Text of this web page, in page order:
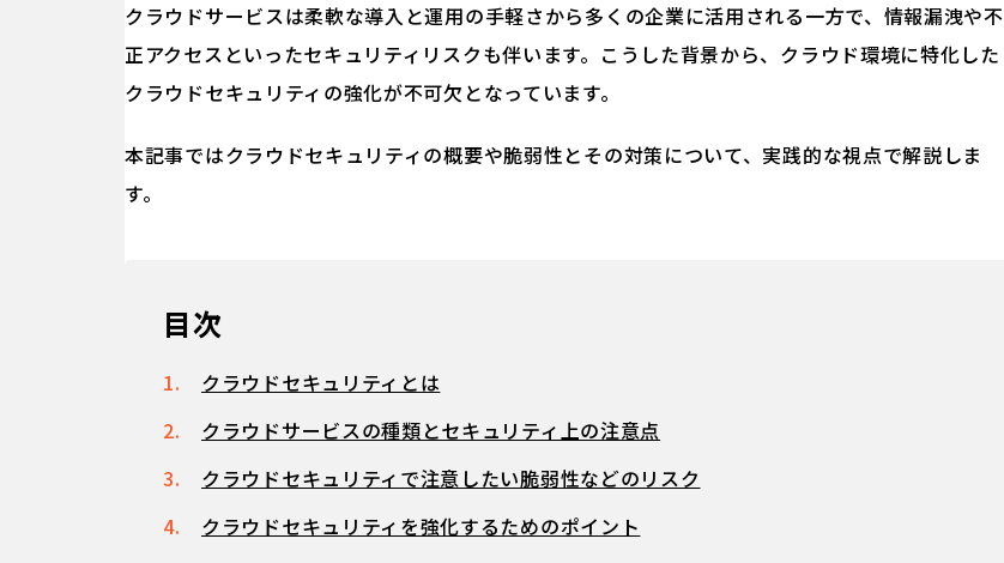
クラウドサービスは柔軟な導入と運用の手軽さから多くの企業に活用される一方で、情報漏洩や不
正アクセスといったセキュリティリスクも伴います。こうした背景から、クラウド環境に特化した
クラウドセキュリティの強化が不可欠となっています。
本記事ではクラウドセキュリティの概要や脆弱性とその対策について、実践的な視点で解説しま
す。
目次
クラウドセキュリティとは
クラウドサービスの種類とセキュリティ上の注意点
クラウドセキュリティで注意したい脆弱性などのリスク
クラウドセキュリティを強化するためのポイント